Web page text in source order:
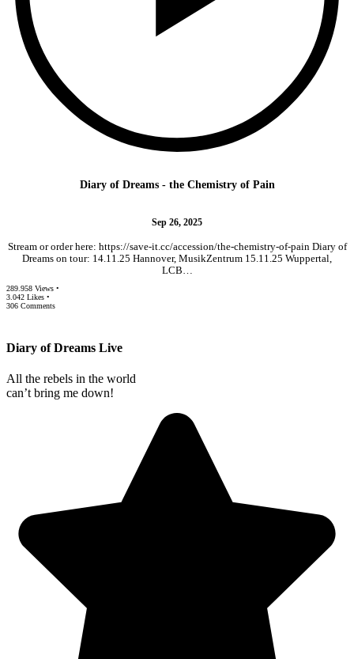
Diary of Dreams - the Chemistry of Pain
Sep 26, 2025
Stream or order here: https://save-it.cc/accession/the-chemistry-of-pain Diary of
Dreams on tour: 14.11.25 Hannover, MusikZentrum 15.11.25 Wuppertal,
LCB…
289.958 Views •
3.042 Likes •
306 Comments
Diary of Dreams Live
All the rebels in the world
can’t bring me down!